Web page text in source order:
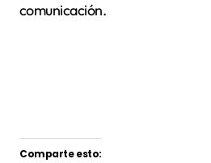
comunicación.
Comparte esto: